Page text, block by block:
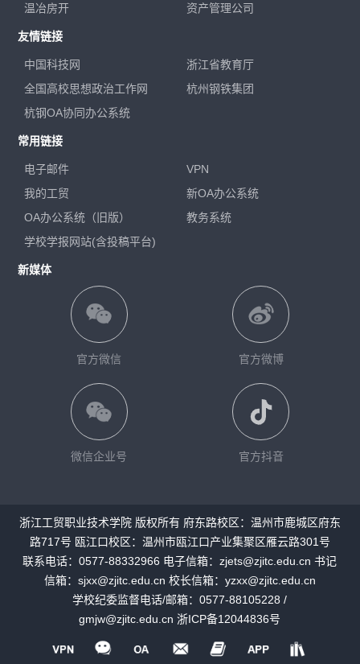
温冶房开
资产管理公司
友情链接
中国科技网
浙江省教育厅
全国高校思想政治工作网
杭州钢铁集团
杭钢OA协同办公系统
常用链接
电子邮件
VPN
我的工贸
新OA办公系统
OA办公系统（旧版）
教务系统
学校学报网站(含投稿平台)
新媒体
官方微信 官方微博
微信企业号 官方抖音
浙江工贸职业技术学院 版权所有 府东路校区：温州市鹿城区府东
路717号 瓯江口校区：温州市瓯江口产业集聚区雁云路301号
联系电话：0577-88332966 电子信箱：zjets@zjitc.edu.cn 书记
信箱：sjxx@zjitc.edu.cn 校长信箱：yzxx@zjitc.edu.cn
学校纪委监督电话/邮箱：0577-88105228 /
gmjw@zjitc.edu.cn浙ICP备12044836号